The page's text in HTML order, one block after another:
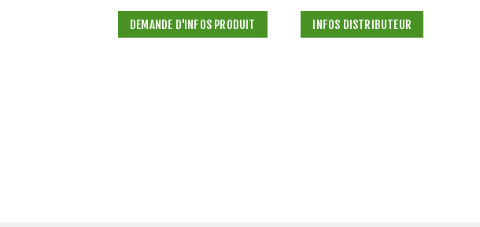
DEMANDE D'INFOS PRODUIT INFOS DISTRIBUTEUR